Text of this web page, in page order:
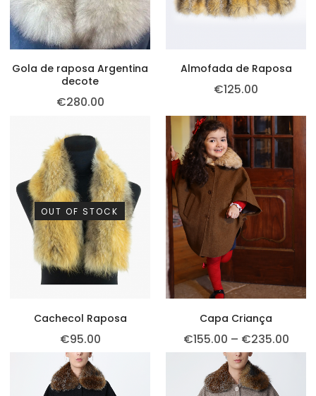
Gola de raposa Argentina
decote
€280.00
Almofada de Raposa
€125.00
OUT OF STOCK
Cachecol Raposa
€95.00
Capa Criança
€155.00 – €235.00